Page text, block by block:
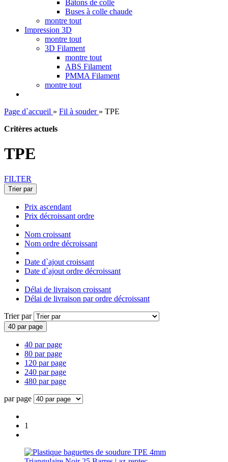
Bâtons de colle
Buses à colle chaude
montre tout
Impression 3D
montre tout
3D Filament
montre tout
ABS Filament
PMMA Filament
montre tout
Page d`accueil » Fil à souder » TPE
Critères actuels
TPE
FILTER
Trier par
Prix ascendant
Prix décroissant ordre
Nom croissant
Nom ordre décroissant
Date d`ajout croissant
Date d`ajout ordre décroissant
Délai de livraison croissant
Délai de livraison par ordre décroissant
Trier par
40 par page
40 par page
80 par page
120 par page
240 par page
480 par page
par page
1